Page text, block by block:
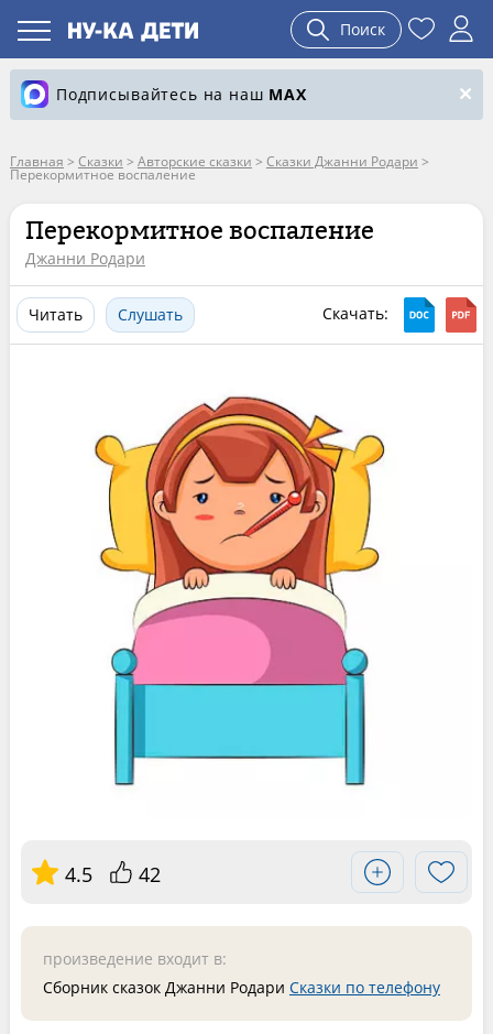
Поиск
Подписывайтесь на наш MAX
Главная > Сказки > Авторские сказки > Сказки Джанни Родари >
Перекормитное воспаление
Перекормитное воспаление
Джанни Родари
Читать Слушать Скачать:
4.5 42
произведение входит в:
Сборник сказок Джанни Родари Сказки по телефону